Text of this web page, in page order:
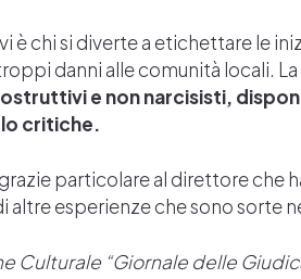
è chi si diverte a etichettare le
danni alle comunità locali.
e non narcisisti,
critiche.
particolare al direttore
altre esperienze che sono sorte
Culturale “Giornale delle